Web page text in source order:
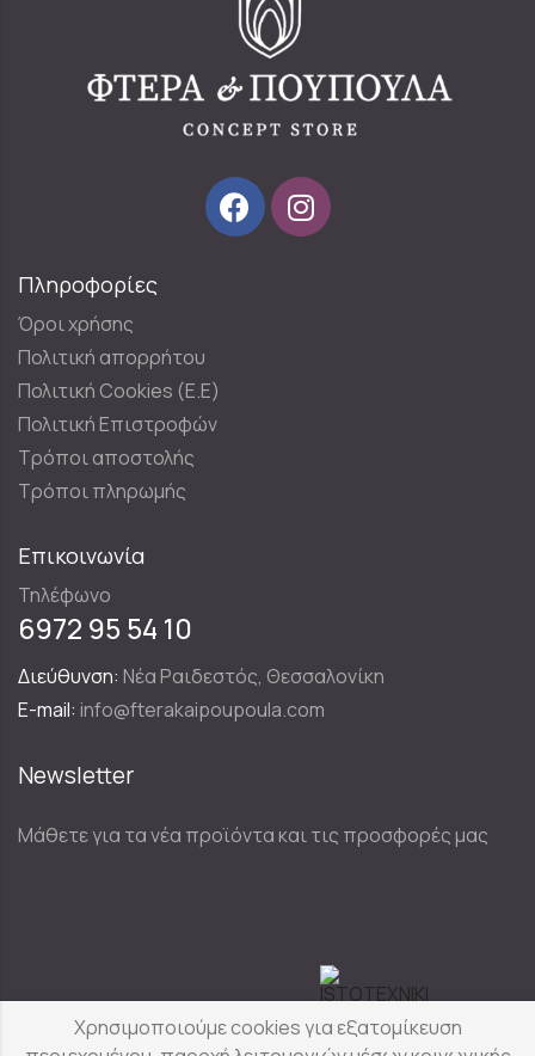
Πληροφορίες
Όροι χρήσης
Πολιτική απορρήτου
Πολιτική Cookies (E.E)
Πολιτική Επιστροφών
Τρόποι αποστολής
Τρόποι πληρωμής
Επικοινωνία
Τηλέφωνο
6972 95 54 10
Διεύθυνση: Νέα Ραιδεστός, Θεσσαλονίκη
E-mail: info@fterakaipoupoula.com
Newsletter
Μάθετε για τα νέα προϊόντα και τις προσφορές μας
Χρησιμοποιούμε cookies για εξατομίκευση